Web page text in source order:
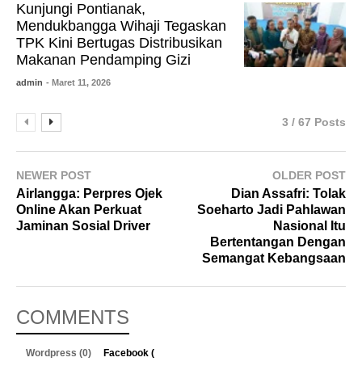
Kunjungi Pontianak,
Mendukbangga Wihaji Tegaskan
TPK Kini Bertugas Distribusikan
Makanan Pendamping Gizi
admin - Maret 11, 2026
3 / 67 Posts
NEWER POST
Airlangga: Perpres Ojek
Online Akan Perkuat
Jaminan Sosial Driver
OLDER POST
Dian Assafri: Tolak
Soeharto Jadi Pahlawan
Nasional Itu
Bertentangan Dengan
Semangat Kebangsaan
COMMENTS
Wordpress (0) Facebook (